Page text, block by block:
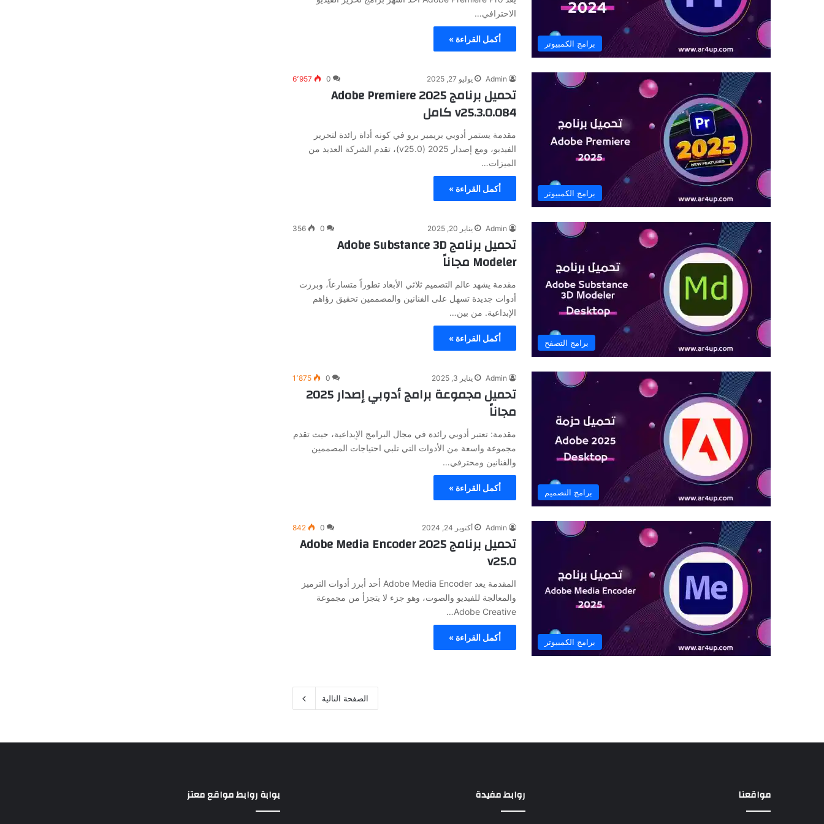
برامج الكمبيوتر
الاحترافي…
أكمل القراءة »
برامج الكمبيوتر
Admin يوليو 27, 2025 0 6٬957
تحميل برنامج Adobe Premiere 2025
v25.3.0.084 كامل
مقدمة يستمر أدوبي بريمير برو في كونه أداة رائدة لتحرير
الفيديو، ومع إصدار 2025 (v25.0)، تقدم الشركة العديد من
الميزات…
أكمل القراءة »
برامج التصفح
Admin يناير 20, 2025 0
356
تحميل برنامج Adobe Substance 3D
Modeler مجاناً
مقدمة يشهد عالم التصميم ثلاثي الأبعاد تطوراً متسارعاً، وبرزت
أدوات جديدة تسهل على الفنانين والمصممين تحقيق رؤاهم
الإبداعية. من بين…
أكمل القراءة »
برامج التصميم
Admin يناير 3, 2025 0 1٬875
تحميل مجموعة برامج أدوبي إصدار 2025
مجاناً
مقدمة: تعتبر أدوبي رائدة في مجال البرامج الإبداعية، حيث تقدم
مجموعة واسعة من الأدوات التي تلبي احتياجات المصممين
والفنانين ومحترفي…
أكمل القراءة »
برامج الكمبيوتر
Admin أكتوبر 24, 2024 0
842
تحميل برنامج Adobe Media Encoder 2025
v25.0
المقدمة يعد Adobe Media Encoder أحد أبرز أدوات الترميز
والمعالجة للفيديو والصوت، وهو جزء لا يتجزأ من مجموعة
Adobe Creative…
أكمل القراءة »
الصفحة التالية
مواقعنا روابط مفيدة بوابة روابط مواقع معتز